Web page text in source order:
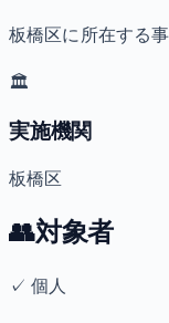
板橋区に所在する
🏛️
実施機関
板橋区
👥対象者
✓個人